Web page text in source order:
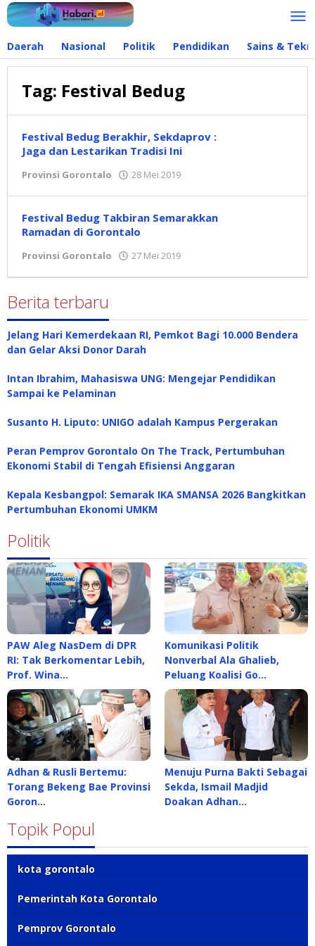
Lewati
ke
Daerah Nasional Politik Pendidikan Sains &
Tag: Festival Bedug
Festival Bedug Berakhir, Sekdaprov :
Jaga dan Lestarikan Tradisi Ini
Provinsi Gorontalo 28 Mei 2019
Festival Bedug Takbiran Semarakkan
Ramadan di Gorontalo
Provinsi Gorontalo 27 Mei 2019
Berita terbaru
Jelang Hari Kemerdekaan RI, Pemkot Bagi 10.000 Bendera
dan Gelar Aksi Donor Darah
Intan Ibrahim, Mahasiswa UNG: Mengejar Pendidikan
Sampai ke Pelaminan
Susanto H. Liputo: UNIGO adalah Kampus Pergerakan
Peran Pemprov Gorontalo On The Track, Pertumbuhan
Ekonomi Stabil di Tengah Efisiensi Anggaran
Kepala Kesbangpol: Semarak IKA SMANSA 2026 Bangkitkan
Pertumbuhan Ekonomi UMKM
Politik
PAW Aleg NasDem di DPR
RI: Tak Berkomentar Lebih,
Prof. Wina…
Komunikasi Politik
Nonverbal Ala Ghalieb,
Peluang Koalisi Go…
Adhan & Rusli Bertemu:
Torang Bekeng Bae Provinsi
Goron…
Menuju Purna Bakti Sebagai
Sekda, Ismail Madjid
Doakan Adhan…
Topik Popul
kota gorontalo
Pemerintah Kota Gorontalo
Pemprov Gorontalo